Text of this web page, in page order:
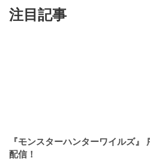
注目記事
『モンスターハンターワイルズ』
配信！